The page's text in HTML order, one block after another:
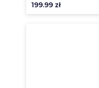
199.99 zł